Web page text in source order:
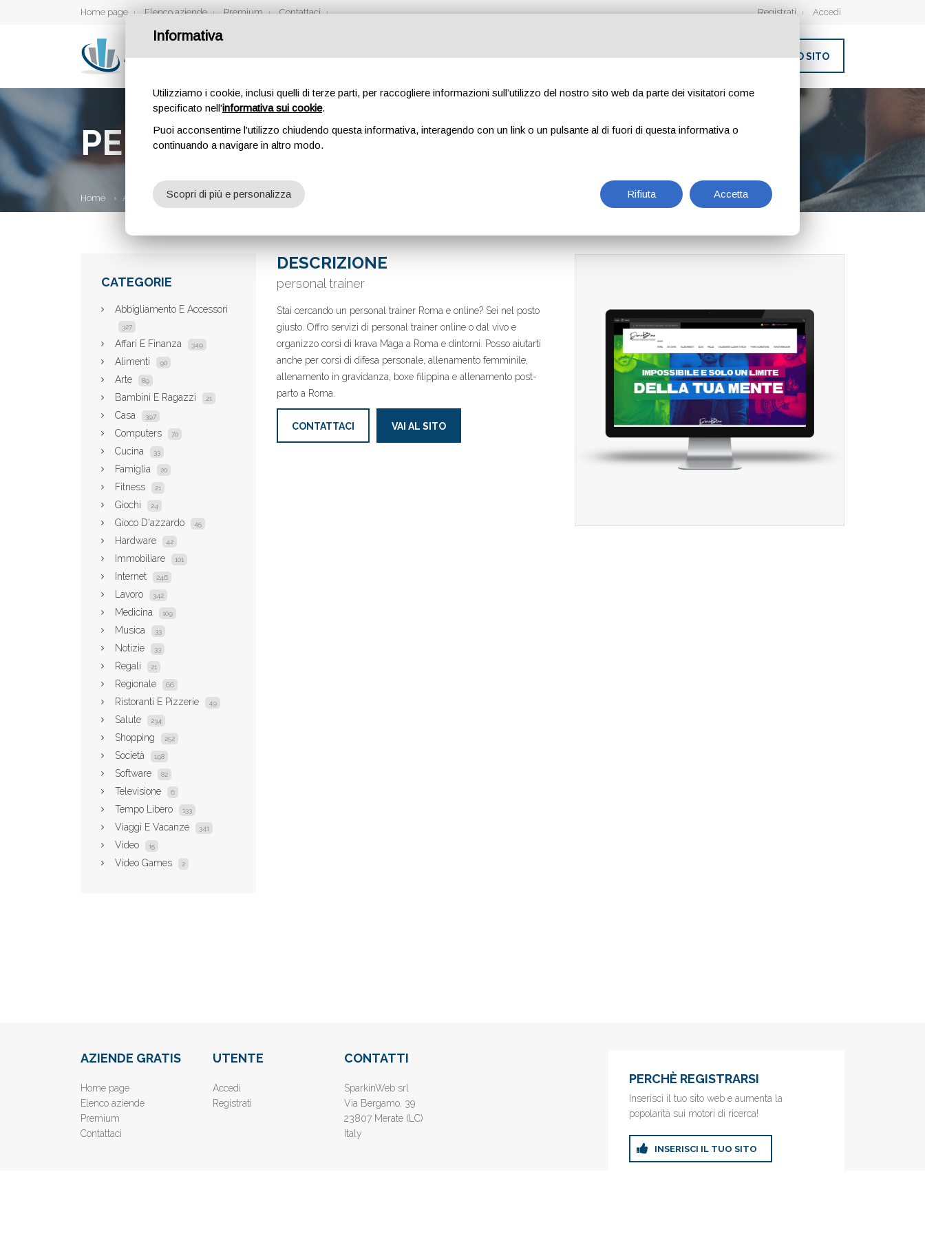
Home page Elenco aziende Premium Contattaci Registrati Accedi
INSERISCI IL TUO SITO
PERSONAL TRAINER ROMA | DARIO BIMA
Home Aziende personal Trainer Roma | Dario Bima
CATEGORIE
Abbigliamento E Accessori
327
Affari E Finanza 349
Alimenti 90
Arte 89
Bambini E Ragazzi 21
Casa 397
Computers 70
Cucina 33
Famiglia 20
Fitness 21
Giochi 24
Gioco D'azzardo 45
Hardware 42
Immobiliare 101
Internet 246
Lavoro 342
Medicina 109
Musica 33
Notizie 33
Regali 21
Regionale 66
Ristoranti E Pizzerie 49
Salute 234
Shopping 252
Società 198
Software 82
Televisione 6
Tempo Libero 133
Viaggi E Vacanze 341
Video 15
Video Games 2
DESCRIZIONE
personal trainer
Stai cercando un personal trainer Roma e online? Sei nel posto
giusto. Offro servizi di personal trainer online o dal vivo e
organizzo corsi di krava Maga a Roma e dintorni. Posso aiutarti
anche per corsi di difesa personale, allenamento femminile,
allenamento in gravidanza, boxe filippina e allenamento post-
parto a Roma.
CONTATTACI VAI AL SITO
AZIENDE GRATIS
Home page
Elenco aziende
Premium
Contattaci
UTENTE
Accedi
Registrati
CONTATTI
SparkinWeb srl
Via Bergamo, 39
23807 Merate (LC)
Italy
PERCHÈ REGISTRARSI
Inserisci il tuo sito web e aumenta la
popolarità sui motori di ricerca!
INSERISCI IL TUO SITO
Informativa
Utilizziamo i cookie, inclusi quelli di terze parti, per raccogliere informazioni sull’utilizzo del nostro sito web da parte dei visitatori come
specificato nell'informativa sui cookie.
Puoi acconsentirne l'utilizzo chiudendo questa informativa, interagendo con un link o un pulsante al di fuori di questa informativa o
continuando a navigare in altro modo.
Rifiuta Accetta
Scopri di più e personalizza